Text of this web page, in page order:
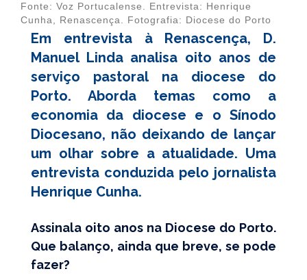
Fonte: Voz Portucalense. Entrevista: Henrique
Cunha, Renascença. Fotografia: Diocese do Porto
Em entrevista à Renascença, D.
Manuel Linda analisa oito anos de
serviço pastoral na diocese do
Porto. Aborda temas como a
economia da diocese e o Sínodo
Diocesano, não deixando de lançar
um olhar sobre a atualidade. Uma
entrevista conduzida pelo jornalista
Henrique Cunha.
Assinala oito anos na Diocese do Porto.
Que balanço, ainda que breve, se pode
fazer?